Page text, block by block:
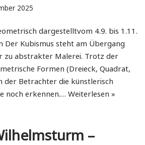
2025
dargestelltvom 4.9. bis 1.11.
Der Kubismus steht am Übergang
zu abstrakter Malerei. Trotz der
Formen (Dreieck, Quadrat,
der Betrachter die künstlerisch
noch erkennen.…Weiterlesen »
–